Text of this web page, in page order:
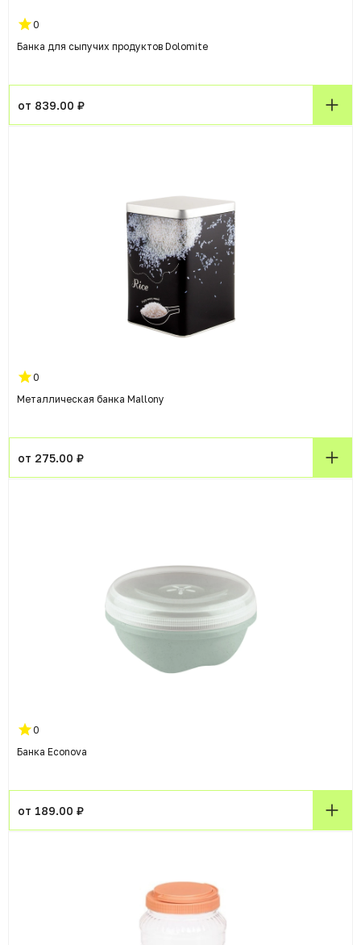
0
Банка для сыпучих продуктов Dolomite
от 839.00 ₽
0
Металлическая банка Mallony
от 275.00 ₽
0
Банка Econova
от 189.00 ₽